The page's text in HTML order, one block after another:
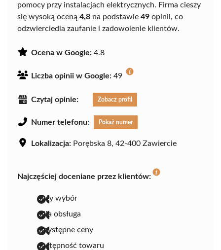
pomocy przy instalacjach elektrycznych. Firma cieszy
się wysoką oceną 4,8 na podstawie 49 opinii, co
odzwierciedla zaufanie i zadowolenie klientów.
Ocena w Google: 4.8
Liczba opinii w Google: 49
Czytaj opinie: Zobacz profil
Numer telefonu: Pokaż numer
Lokalizacja: Porębska 8, 42-400 Zawiercie
Najczęściej doceniane przez klientów:
duży wybór
miła obsługa
przystępne ceny
dostępność towaru